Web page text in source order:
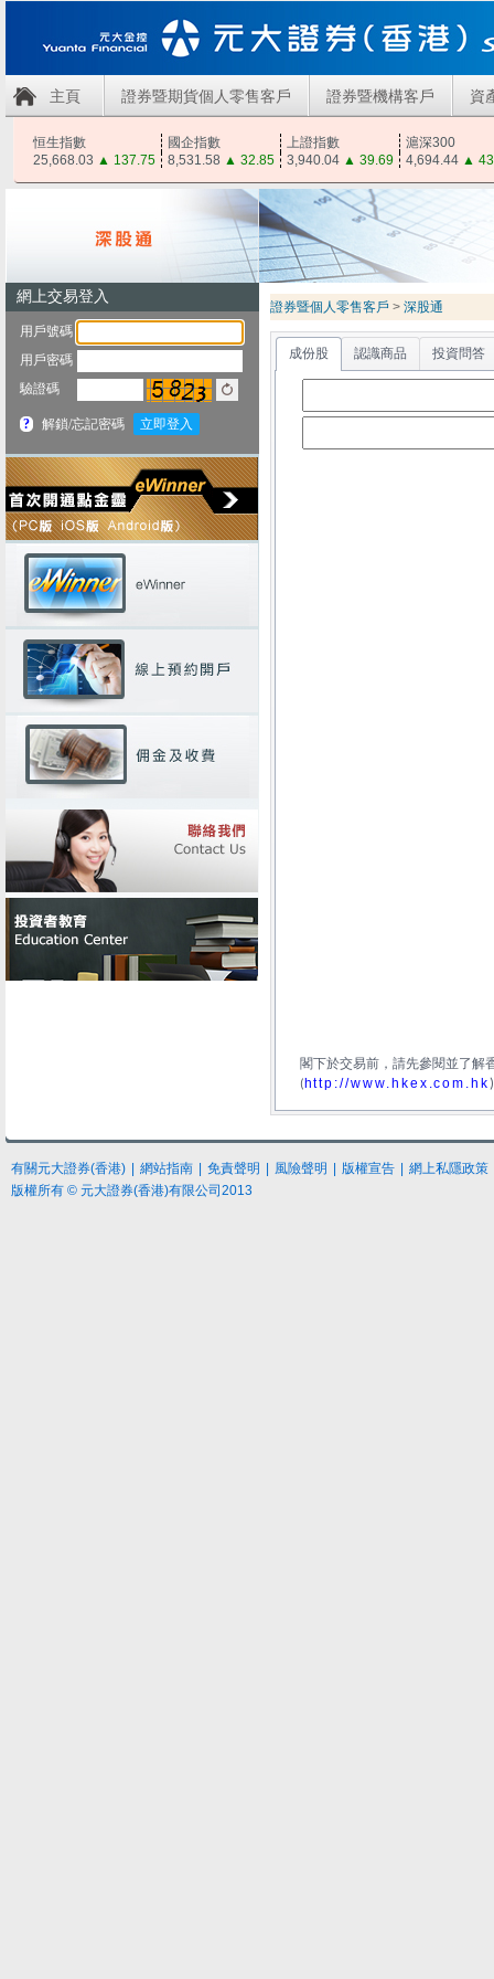
主頁 證券暨期貨個人零售客戶 證券暨機構客戶 資
恒生指數 國企指數 上證指數
滬深300
25,668.03 ▲ 137.75 8,531.58 ▲ 32.85 3,940.04 ▲ 39.69 4,694.44 ▲
證券暨個人零售客戶 > 深股通
成份股 認識商品 投資問答
閣下於交易前，請先參閱並了解
(http://www.hkex.com.hk
有關元大證券(香港) 網站指南 免責聲明 風險聲明 版權宣告
網上私隱政策
版權所有 © 元大證券(香港)有限公司2013